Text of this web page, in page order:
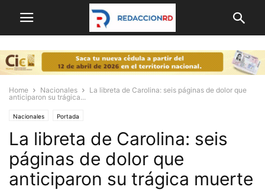
Home Nacionales
La libreta de Carolina: seis páginas de dolor que
anticiparon su trágica...
Nacionales Portada
La libreta de Carolina: seis
páginas de dolor que
anticiparon su trágica muerte